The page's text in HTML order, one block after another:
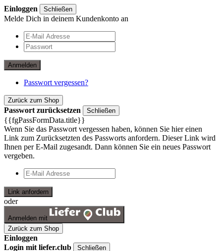
Einloggen Schließen
Melde Dich in deinem Kundenkonto an
Anmelden
Passwort vergessen?
Zurück zum Shop
Passwort zurücksetzen Schließen
{{fgPassFormData.title}}
Wenn Sie das Passwort vergessen haben, können Sie hier einen
Link zum Zurücksetzten des Passworts anfordern. Dieser Link wird
Ihnen per E-Mail zugesandt. Dann können Sie ein neues Passwort
vergeben.
Link anfordern
oder
Anmelden mit
Zurück zum Shop
Einloggen
Login mit liefer.club
Schließen